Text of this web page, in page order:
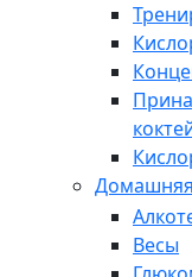
Весы